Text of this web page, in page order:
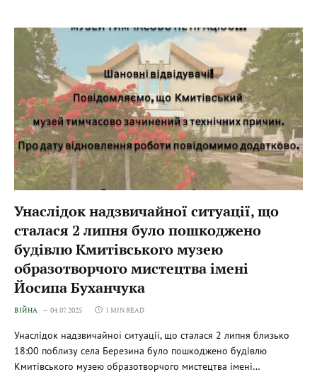
Унаслідок надзвичайної ситуації, що
сталася 2 липня було пошкоджено
будівлю Кмитівського музею
образотворчого мистецтва імені
Йосипа Буханчука
ВІЙНА 04.07.2025 1 MIN READ
Унаслідок надзвичайної ситуації, що сталася 2 липня близько
18:00 поблизу села Березина було пошкоджено будівлю
Кмитівського музею образотворчого мистецтва імені…